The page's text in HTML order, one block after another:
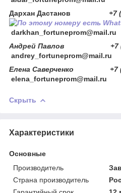
Дархан Дастанов +7 (771)
darkhan _fortuneprom@mail.ru
Андрей Павлов +7
andrey_fortuneprom@mail.ru
Елена Саверченко +7
elena_fortuneprom@mail.ru
Скрыть
Характеристики
Основные
Производитель
Страна производитель